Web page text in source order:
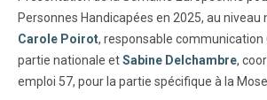
Personnes Handicapées en 2025, au niveau
Carole Poirot, responsable communication
partie nationale etSabine Delchambre,
emploi 57, pour la partie spécifique à la